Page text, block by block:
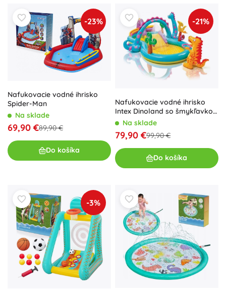
-23%
Nafukovacie vodné ihrisko
Spider-Man
Na sklade
69,90 €89,90 €
Do košíka
-21%
Nafukovacie vodné ihrisko
Intex Dinoland so šmykľavkou
a fontánou
Na sklade
79,90 €99,90 €
Do košíka
-3%